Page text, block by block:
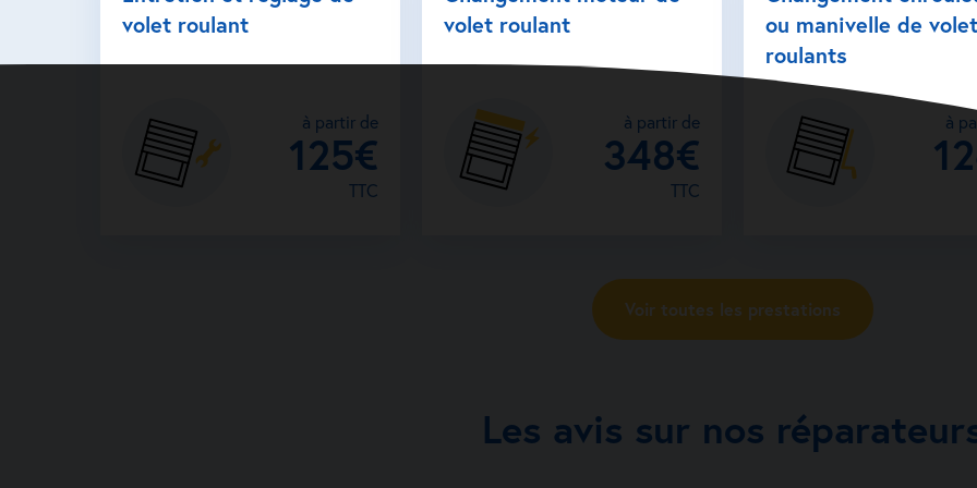
volet roulant
à partir de
125€
TTC
volet roulant
à partir de
348€
TTC
ou manivelle de
roulants
à
Voir toutes les prestations
Les avis sur nos